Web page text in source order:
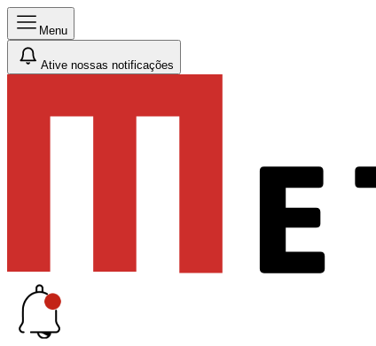
Menu
Ative nossas notificações